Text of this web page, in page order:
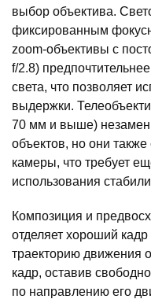
выбор объектива.
фиксированным
zoom-объективы с
f/2.8)
света, что позволяет
выдержки.
70 мм и выше)
объектов, но они
камеры, что требует
использования
Композиция и
отделяет хороший кадр
траекторию движения
кадр, оставив
по направлению его